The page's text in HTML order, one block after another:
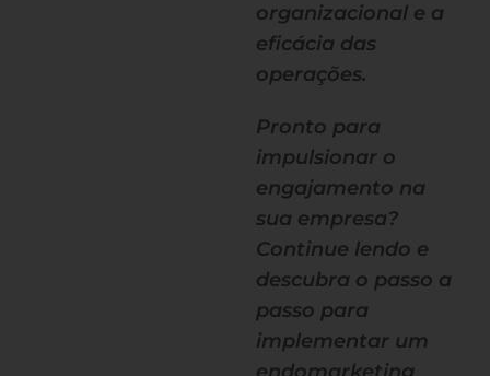
organizacional e a
eficácia das
operações.
Pronto para
impulsionar o
engajamento na
sua empresa?
Continue lendo e
descubra o passo a
passo para
implementar um